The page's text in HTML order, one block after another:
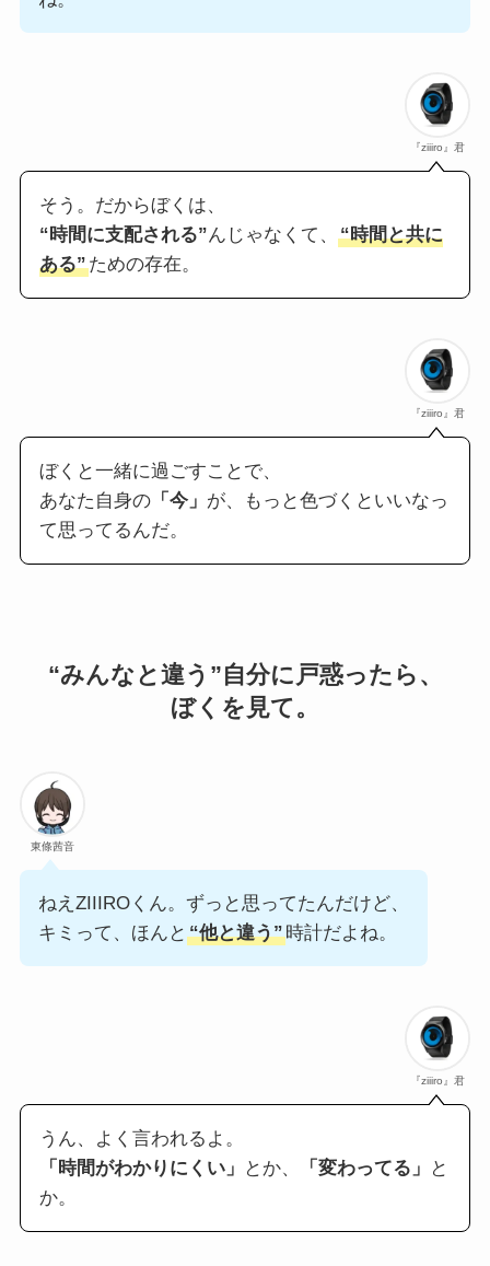
『ziiiro』君
そう。だからぼくは、
“時間に支配される”んじゃなくて、
“時間と共に
ある”ための存在。
『ziiiro』君
ぼくと一緒に過ごすことで、
あなた自身の「今」 が、もっと色づくといいなっ
て思ってるんだ。
“みんなと違う”自分に戸惑ったら、
ぼくを見て。
東條茜音
ねえZIIIROくん。ずっと思ってたんだけど、
キミって、ほんと “他と違う”時計だよね。
『ziiiro』君
うん、よく言われるよ。
「時間がわかりにくい」
とか、 「変わってる」
と
か。